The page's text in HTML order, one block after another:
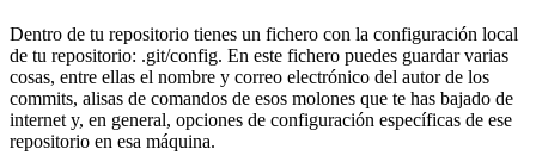
Dentro de tu repositorio tienes un fichero con la configuración local
de tu repositorio: .git/config. En este fichero puedes guardar varias
cosas, entre ellas el nombre y correo electrónico del autor de los
commits, alisas de comandos de esos molones que te has bajado de
internet y, en general, opciones de configuración específicas de ese
repositorio en esa máquina.